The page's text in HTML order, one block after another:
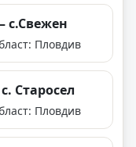
с.Свежен
Пловдив
Старосел
Пловдив